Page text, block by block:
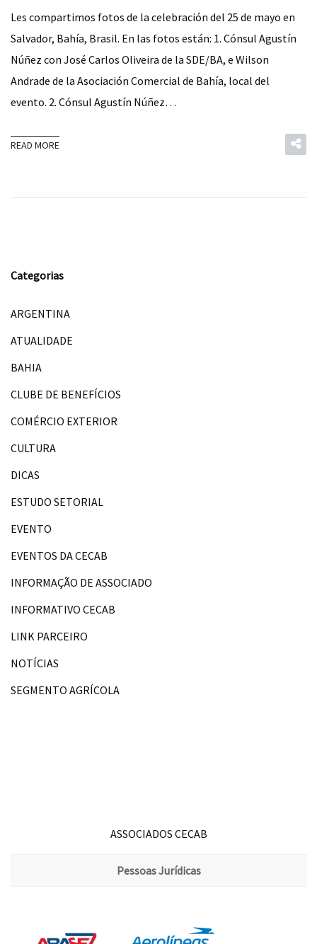
Les compartimos fotos de la celebración del 25 de mayo en
Salvador, Bahía, Brasil. En las fotos están: 1. Cónsul Agustín
Núñez con José Carlos Oliveira de la SDE/BA, e Wilson
Andrade de la Asociación Comercial de Bahía, local del
evento. 2. Cónsul Agustín Núñez…
READ MORE
Categorias
ARGENTINA
ATUALIDADE
BAHIA
CLUBE DE BENEFÍCIOS
COMÉRCIO EXTERIOR
CULTURA
DICAS
ESTUDO SETORIAL
EVENTO
EVENTOS DA CECAB
INFORMAÇÃO DE ASSOCIADO
INFORMATIVO CECAB
LINK PARCEIRO
NOTÍCIAS
SEGMENTO AGRÍCOLA
ASSOCIADOS CECAB
Pessoas Jurídicas